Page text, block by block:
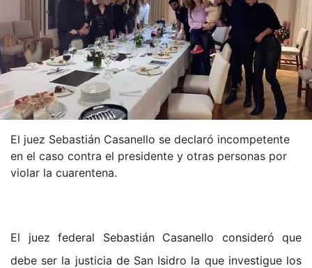
El juez Sebastián Casanello se declaró incompetente
en el caso contra el presidente y otras personas por
violar la cuarentena.
El juez federal Sebastián Casanello consideró que
debe ser la justicia de San Isidro la que investigue los